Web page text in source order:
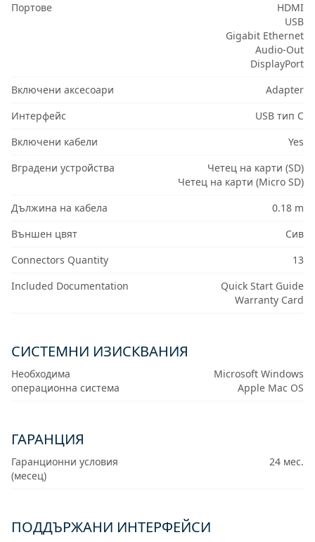
Портове
HDMI
USB
Gigabit Ethernet
Audio-Out
DisplayPort
Включени аксесоари
Adapter
Интерфейс
USB тип C
Включени кабели
Yes
Вградени устройства
Четец на карти (SD)
Четец на карти (Micro SD)
Дължина на кабела
0.18 m
Външен цвят
Сив
Connectors Quantity
13
Included Documentation
Quick Start Guide
Warranty Card
СИСТЕМНИ ИЗИСКВАНИЯ
Необходима
операционна система
Microsoft Windows
Apple Mac OS
ГАРАНЦИЯ
Гаранционни условия
(месец)
24 мес.
ПОДДЪРЖАНИ ИНТЕРФЕЙСИ